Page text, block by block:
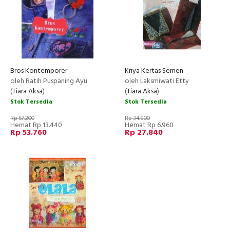
Bros Kontemporer
oleh Ratih Puspaning Ayu
(Tiara Aksa)
Stok Tersedia
Rp 67.200
Hemat Rp 13.440
Rp 53.760
Kriya Kertas Semen
oleh Laksmiwati Etty
(Tiara Aksa)
Stok Tersedia
Rp 34.800
Hemat Rp 6.960
Rp 27.840